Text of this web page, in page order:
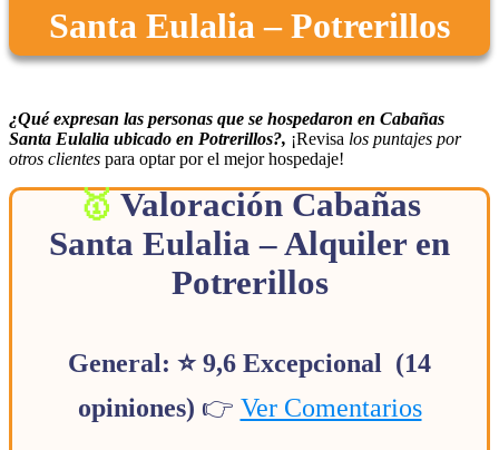
Santa Eulalia – Potrerillos
¿Qué expresan las personas que se hospedaron en Cabañas
Santa Eulalia ubicado en Potrerillos?, ¡Revisa los puntajes por
otros clientes para optar por el mejor hospedaje!
Valoración Cabañas
Santa Eulalia – Alquiler en
Potrerillos
General: ⭐ 9,6 Excepcional (14
opiniones) 👉 Ver Comentarios